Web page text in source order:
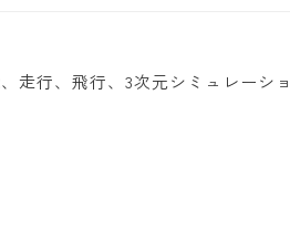
走行、飛行、3次元シミュレーシ